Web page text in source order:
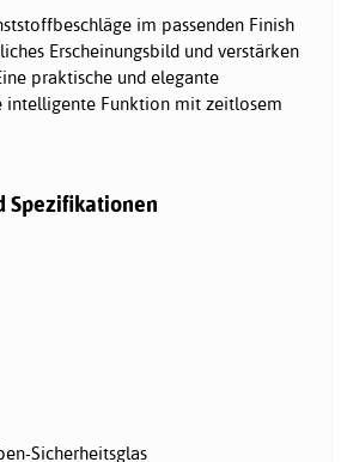
im passenden Finish
Erscheinungsbild und verstärken
praktische und elegante
intelligente Funktion mit zeitlosem
Spezifikationen
Sicherheitsglas